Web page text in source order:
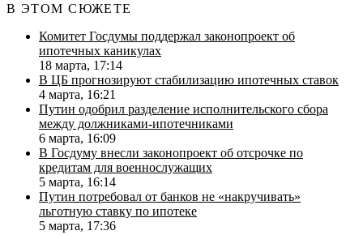
В ЭТОМ СЮЖЕТЕ
Комитет Госдумы поддержал законопроект об
ипотечных каникулах
18 марта, 17:14
В ЦБ прогнозируют стабилизацию ипотечных ставок
4 марта, 16:21
Путин одобрил разделение исполнительского сбора
между должниками-ипотечниками
6 марта, 16:09
В Госдуму внесли законопроект об отсрочке по
кредитам для военнослужащих
5 марта, 16:14
Путин потребовал от банков не «накручивать»
льготную ставку по ипотеке
5 марта, 17:36